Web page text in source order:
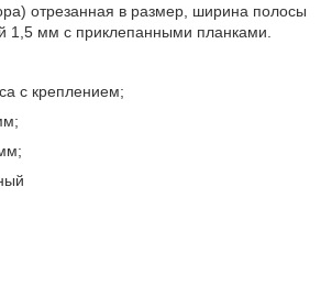
отрезанная в размер, ширина полосы
1,5 мм с приклепанными планками.
с креплением;